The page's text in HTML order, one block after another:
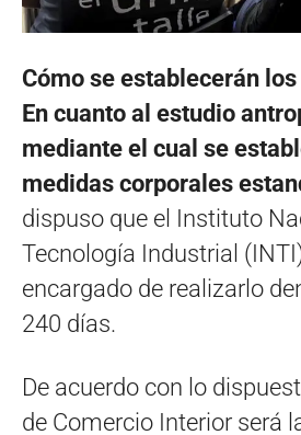
Cómo se establecerán
En cuanto al estudio
mediante el cual se
medidas corporales
dispuso que el Instituto
Tecnología Industrial
encargado de realizarlo
240 días.
De acuerdo con lo
de Comercio Interior será